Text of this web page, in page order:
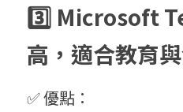
3️⃣ Microsoft
高，適合教育
✅ 優點：